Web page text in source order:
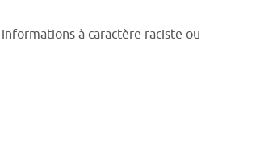
à caractère raciste ou